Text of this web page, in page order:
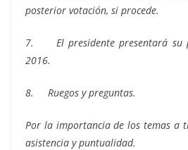
posterior votación, si procede.
7. El presidente presentará
2016.
8. Ruegos y preguntas.
Por la importancia de los temas a
asistencia y puntualidad.